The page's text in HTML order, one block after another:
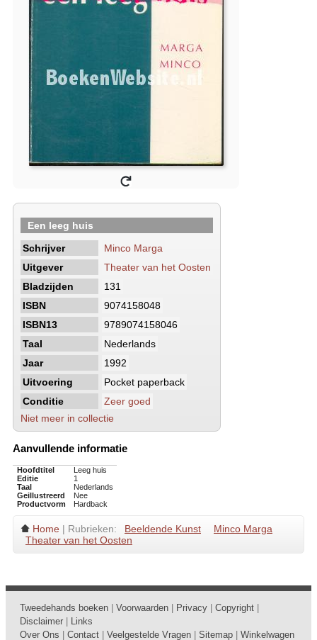
Een leeg huis
Schrijver
Minco Marga
Uitgever
Theater van het Oosten
Bladzijden
131
ISBN
9074158048
ISBN13
9789074158046
Taal
Nederlands
Jaar
1992
Uitvoering
Pocket paperback
Conditie
Zeer goed
Niet meer in collectie
Aanvullende informatie
Hoofdtitel
Leeg huis
Editie
1
Taal
Nederlands
Geillustreerd
Nee
Productvorm
Hardback
Home | Rubrieken: Beeldende Kunst
Minco Marga
Theater van het Oosten
Tweedehands boeken Voorwaarden Privacy Copyright
Disclaimer
Links
Over Ons
Contact Veelgestelde Vragen Sitemap Winkelwagen